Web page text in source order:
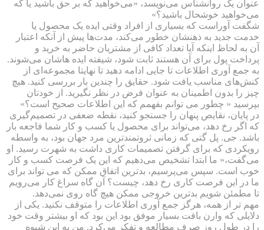
عنوان یک روانشناس می‌نویسد، «می‌خواهید که بر حق باشید یا که
می‌خواهید خوشحال باشید؟»
شگفت آوراست که بسیاری از افراد وقتی ایده یک محصول یا
خدمت جدید به ذهنشان خطور می‌کند، مدت‌ها پیش از آنکه اعتبار
آن به لحاظ اینکه آیا تعداد کافی از مشتریان حاضر به خرید و
پرداخت پول برای آن هستند ثابت شود، شیفته ایده هاشان می‌شوند.
به جمع آوری اطلاعات تا جایی ادامه دهید تا نهایتا مجموعه‌ای از
کنش‌های مناسب یافت شود. حقایق را چندین بار بررسی کنید. هیچ
چیز را بدون اطمینان به عنوان فرض در نظر نگیرید. از خودتان
بپرسید « چطور می توانم بفهمم که این اطلاعات صحیح است؟»
در پایان، نقایص پنهان را جستجو کنید، نقطه ضعفی در تصمیم‌گیری
که اگر رخ دهد، می‌تواند برای محصول یا کسب و کار شما فاجعه بار
باشد. جی. پل گتی که زمانی ثروتمند‌ترین مرد جهان بود، به واسطه
رویکردی که برای گرفتن تصمیمات کاری داشت به شهرت رسید. او
می‌گفت،« ما ابتدا تشخیص می‌دهیم که این یک فرصت کسب و کار
خوب است. سپس می‌پرسیم، بدترین اتفاق ممکن که می تواند برای
ما در این فرصت کاری رخ دهد، چیست؟ آن گاه سراغ کار می‌رویم
تا مطمئن شویم بدترین خروجی ممکن هیچ گاه روی نمی‌دهد.
مهم تر از همه، هرگز جمع آوری اطلاعات را متوقف نکنید. یکی از
دلایلی که وارن بافت بسیار موفق بود این بود که او بیشتر وقت خود
را در طول روز صرف مطالعه و تفکر می‌کرد. من به این شیوه